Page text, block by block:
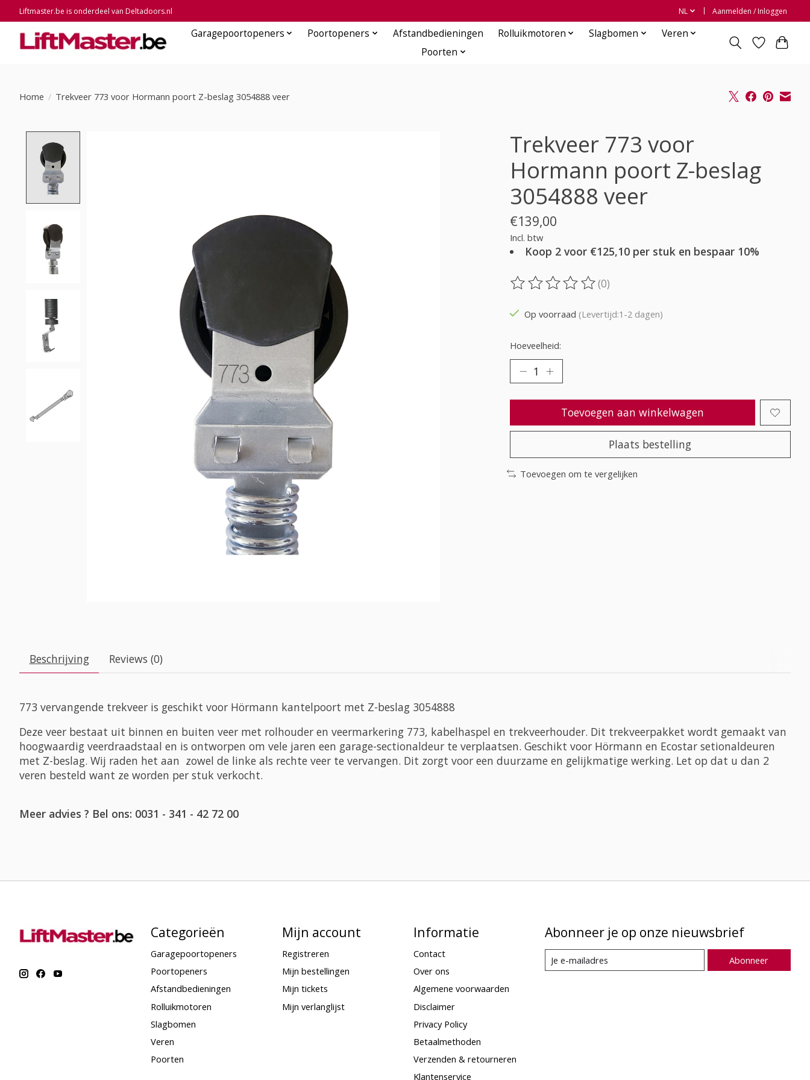
Liftmaster.be is onderdeel van Deltadoors.nl NL Aanmelden / Inloggen
Garagepoortopeners Poortopeners Afstandbedieningen Rolluikmotoren Slagbomen
Veren
Poorten
Home / Trekveer 773 voor Hormann poort Z-beslag 3054888 veer
Trekveer 773 voor
Hormann poort Z-beslag
3054888 veer
€139,00
Incl. btw
Koop 2 voor €125,10 per stuk en bespaar 10%
De beoordeling van dit product is
(0)
Op voorraad (Levertijd:1-2 dagen)
Hoeveelheid:
Toevoegen aan winkelwagen
Plaats bestelling
Toevoegen om te vergelijken
Beschrijving Reviews (0)
773 vervangende trekveer is geschikt voor Hörmann kantelpoort met Z-beslag 3054888
Deze veer bestaat uit binnen en buiten veer met rolhouder en veermarkering 773, kabelhaspel en trekveerhouder. Dit trekveerpakket wordt gemaakt van
hoogwaardig veerdraadstaal en is ontworpen om vele jaren een garage-sectionaldeur te verplaatsen. Geschikt voor Hörmann en Ecostar setionaldeuren
met Z-beslag. Wij raden het aan zowel de linke als rechte veer te vervangen. Dit zorgt voor een duurzame en gelijkmatige werking. Let op dat u dan 2
veren besteld want ze worden per stuk verkocht.
Meer advies ? Bel ons: 0031 - 341 - 42 72 00
Categorieën
Garagepoortopeners
Poortopeners
Afstandbedieningen
Rolluikmotoren
Slagbomen
Veren
Poorten
Mijn account
Registreren
Mijn bestellingen
Mijn tickets
Mijn verlanglijst
Informatie
Contact
Over ons
Algemene voorwaarden
Disclaimer
Privacy Policy
Betaalmethoden
Verzenden & retourneren
Klantenservice
Abonneer je op onze nieuwsbrief
Abonneer